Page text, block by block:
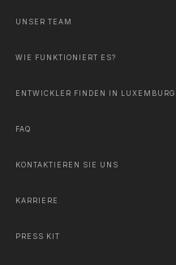
UNSER TEAM
WIE FUNKTIONIERT ES?
ENTWICKLER FINDEN IN LUXEMBURG
FAQ
KONTAKTIEREN SIE UNS
KARRIERE
PRESS KIT